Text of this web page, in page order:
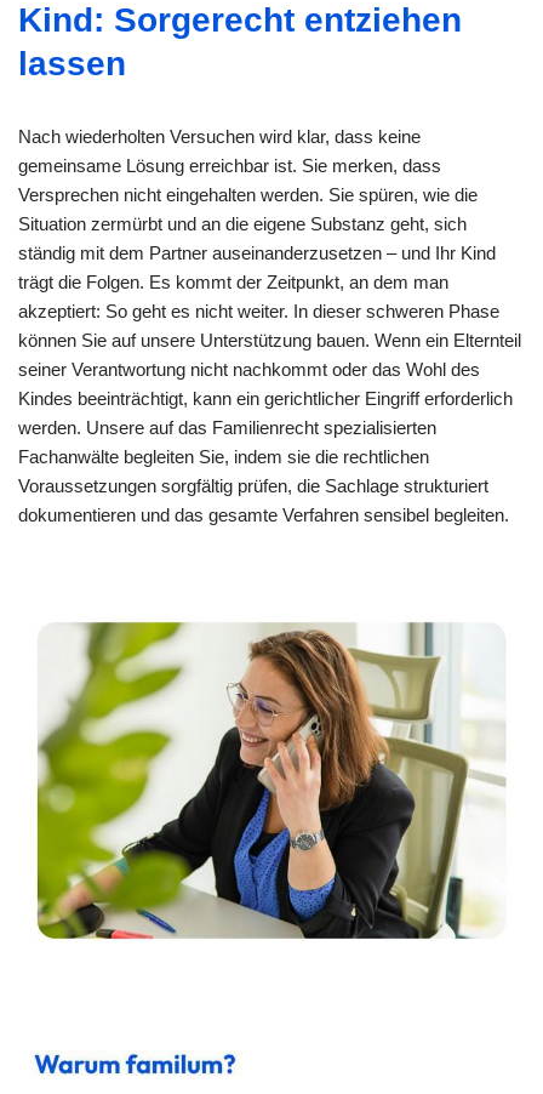
Kind: Sorgerecht entziehen
lassen
Nach wiederholten Versuchen wird klar, dass keine
gemeinsame Lösung erreichbar ist. Sie merken, dass
Versprechen nicht eingehalten werden. Sie spüren, wie die
Situation zermürbt und an die eigene Substanz geht, sich
ständig mit dem Partner auseinanderzusetzen – und Ihr Kind
trägt die Folgen. Es kommt der Zeitpunkt, an dem man
akzeptiert: So geht es nicht weiter. In dieser schweren Phase
können Sie auf unsere Unterstützung bauen. Wenn ein Elternteil
seiner Verantwortung nicht nachkommt oder das Wohl des
Kindes beeinträchtigt, kann ein gerichtlicher Eingriff erforderlich
werden. Unsere auf das Familienrecht spezialisierten
Fachanwälte begleiten Sie, indem sie die rechtlichen
Voraussetzungen sorgfältig prüfen, die Sachlage strukturiert
dokumentieren und das gesamte Verfahren sensibel begleiten.